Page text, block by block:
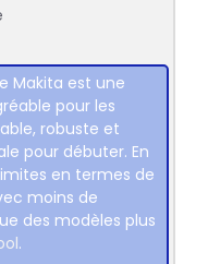
Makita est une
pour les
robuste et
pour débuter. En
en termes de
moins de
des modèles plus
.